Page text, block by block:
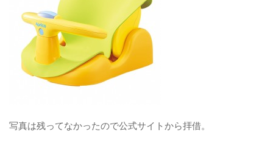
写真は残ってなかったので公式サイトから拝借。